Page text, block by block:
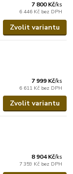
7 800 Kč/ks
6 446 Kč bez DPH
Zvolit variantu
7 999 Kč/ks
6 611 Kč bez DPH
Zvolit variantu
8 904 Kč/ks
7 359 Kč bez DPH